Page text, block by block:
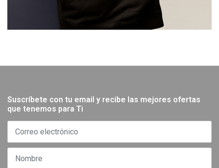
Suscríbete con tu email y recibe las mejores ofertas
que tenemos para Ti